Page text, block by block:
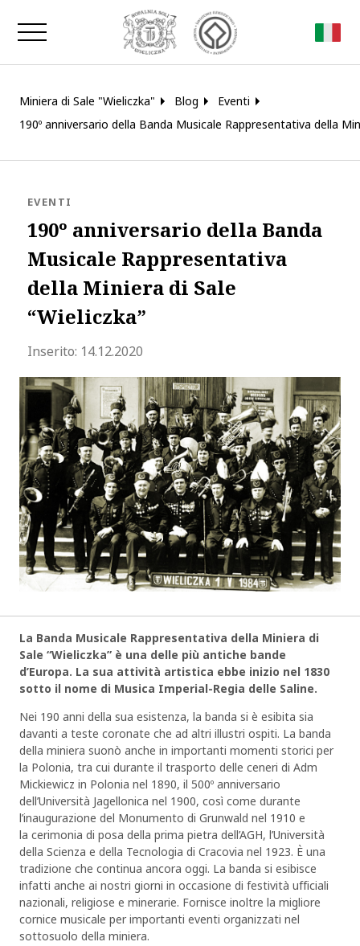
Chiudi la finestra
Miniera di Sale "Wieliczka" Blog
Eventi
190º anniversario della Banda Musicale Rappresentativa della
190º anniversario della Banda
Musicale Rappresentativa
della Miniera di Sale
“Wieliczka”
BLOG.CATEGORY
EVENTI
Inserito: 14.12.2020blog.modified_at 2020-12-21
La Banda Musicale Rappresentativa della Miniera di
Sale “Wieliczka” è una delle più antiche bande
d’Europa. La sua attività artistica ebbe inizio nel 1830
sotto il nome di Musica Imperial-Regia delle Saline.
Nei 190 anni della sua esistenza, la banda si è esibita sia
davanti a teste coronate che ad altri illustri ospiti. La banda
della miniera suonò anche in importanti momenti storici per
la Polonia, tra cui durante il trasporto delle ceneri di Adm
Mickiewicz in Polonia nel 1890, il 500º anniversario
dell’Università Jagellonica nel 1900, così come durante
l’inaugurazione del Monumento di Grunwald nel 1910 e
la cerimonia di posa della prima pietra dell’AGH, l’Università
della Scienza e della Tecnologia di Cracovia nel 1923. È una
tradizione che continua ancora oggi. La banda si esibisce
infatti anche ai nostri giorni in occasione di festività ufficiali
nazionali, religiose e minerarie. Fornisce inoltre la migliore
cornice musicale per importanti eventi organizzati nel
sottosuolo della miniera.